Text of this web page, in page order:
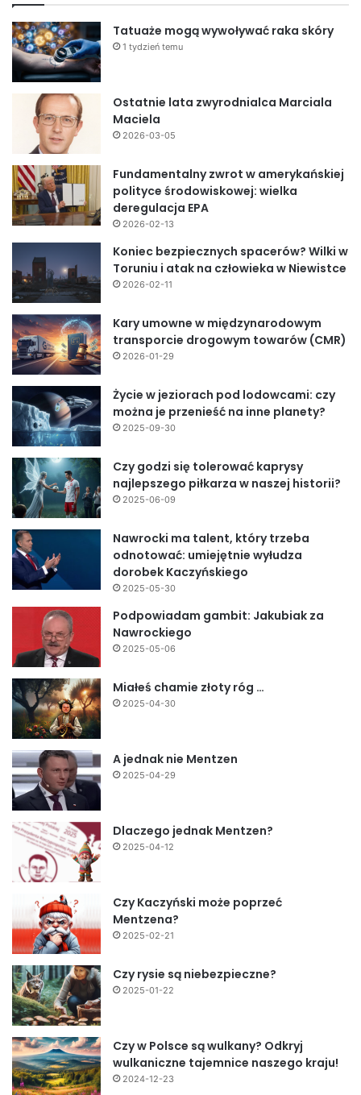
Tatuaże mogą wywoływać raka skóry
1 tydzień temu
Ostatnie lata zwyrodnialca Marciala
Maciela
2026-03-05
Fundamentalny zwrot w amerykańskiej
polityce środowiskowej: wielka
deregulacja EPA
2026-02-13
Koniec bezpiecznych spacerów? Wilki w
Toruniu i atak na człowieka w Niewistce
2026-02-11
Kary umowne w międzynarodowym
transporcie drogowym towarów (CMR)
2026-01-29
Życie w jeziorach pod lodowcami: czy
można je przenieść na inne planety?
2025-09-30
Czy godzi się tolerować kaprysy
najlepszego piłkarza w naszej historii?
2025-06-09
Nawrocki ma talent, który trzeba
odnotować: umiejętnie wyłudza
dorobek Kaczyńskiego
2025-05-30
Podpowiadam gambit: Jakubiak za
Nawrockiego
2025-05-06
Miałeś chamie złoty róg …
2025-04-30
A jednak nie Mentzen
2025-04-29
Dlaczego jednak Mentzen?
2025-04-12
Czy Kaczyński może poprzeć
Mentzena?
2025-02-21
Czy rysie są niebezpieczne?
2025-01-22
Czy w Polsce są wulkany? Odkryj
wulkaniczne tajemnice naszego kraju!
2024-12-23